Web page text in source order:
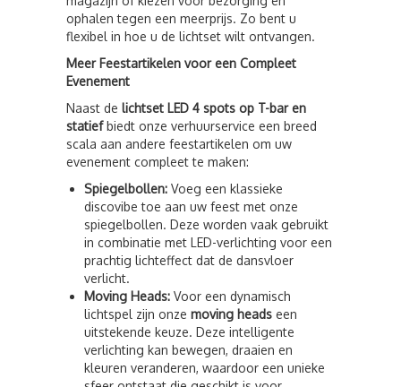
ophalen tegen een meerprijs. Zo bent u
flexibel in hoe u de lichtset wilt ontvangen.
Meer Feestartikelen voor een Compleet
Evenement
Naast de lichtset LED 4 spots op T-bar en
statiefbiedt onze verhuurservice een breed
scala aan andere feestartikelen om uw
evenement compleet te maken:
Spiegelbollen: Voeg een klassieke
discovibe toe aan uw feest met onze
spiegelbollen. Deze worden vaak gebruikt
in combinatie met LED-verlichting voor een
prachtig lichteffect dat de dansvloer
verlicht.
Moving Heads: Voor een dynamisch
lichtspel zijn onze moving heads een
uitstekende keuze. Deze intelligente
verlichting kan bewegen, draaien en
kleuren veranderen, waardoor een unieke